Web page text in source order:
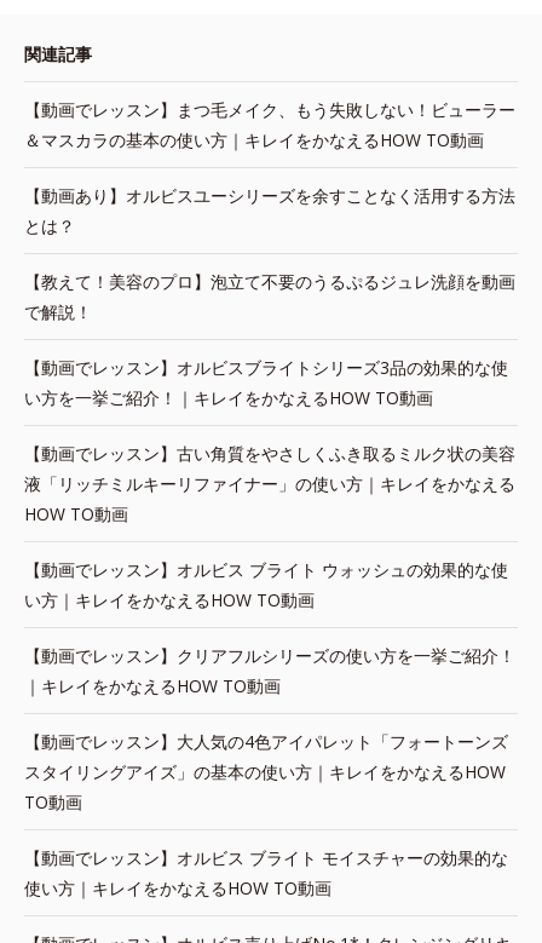
関連記事
【動画でレッスン】まつ毛メイク、もう失敗しない！ビューラー
＆マスカラの基本の使い方｜キレイをかなえるHOW TO動画
【動画あり】オルビスユーシリーズを余すことなく活用する方法
とは？
【教えて！美容のプロ】泡立て不要のうるぷるジュレ洗顔を動画
で解説！
【動画でレッスン】オルビスブライトシリーズ3品の効果的な使
い方を一挙ご紹介！｜キレイをかなえるHOW TO動画
【動画でレッスン】古い角質をやさしくふき取るミルク状の美容
液「リッチミルキーリファイナー」の使い方｜キレイをかなえる
HOW TO動画
【動画でレッスン】オルビス ブライト ウォッシュの効果的な使
い方｜キレイをかなえるHOW TO動画
【動画でレッスン】クリアフルシリーズの使い方を一挙ご紹介！
｜キレイをかなえるHOW TO動画
【動画でレッスン】大人気の4色アイパレット「フォートーンズ
スタイリングアイズ」の基本の使い方｜キレイをかなえるHOW
TO動画
【動画でレッスン】オルビス ブライト モイスチャーの効果的な
使い方｜キレイをかなえるHOW TO動画